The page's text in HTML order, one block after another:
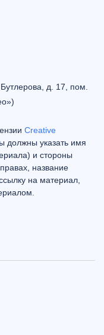
д. 17, пом.
Creative
должны указать имя
и стороны
название
на материал,